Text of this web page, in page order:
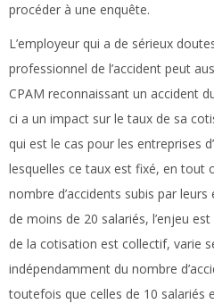
procéder à une enquête.
L’employeur qui a de sérieux
professionnel de l’accident peut
CPAM reconnaissant un accident
ci a un impact sur le taux de sa
qui est le cas pour les entreprises
lesquelles ce taux est fixé, en tout
nombre d’accidents subis par
de moins de 20 salariés, l’enjeu
de la cotisation est collectif, varie
indépendamment du nombre
toutefois que celles de 10 salariés